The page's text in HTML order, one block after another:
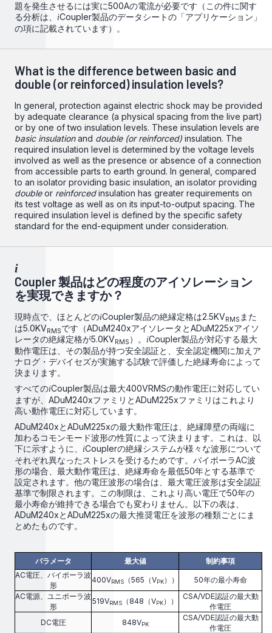
題を発生させるには実に500Aの電流が必要です（この件に関す
る分析は、 iCoupler製品のデータシートの「アプリケーション」
の項に記載されています）。
What is the difference between basic and
double (or reinforced) insulation levels?
In general, protection against electric shock may be provided
by adequate clearance (a physical spacing from the live part)
or by one of two insulation levels. These insulation levels are
basic insulationand double (or reinforced) insulation. The
required insulation level is determined by the voltage levels
involved as well as the presence or absence of a connection
from accessible parts to earth ground. In general, compared
to an isolator providing basic insulation, an isolator providing
doubleor reinforcedinsulation has greater requirements on
its test voltage as well as on its input-to-output spacing. The
required insulation level is defined by the specific safety
standard for the end-equipment under consideration.
i
Coupler 製品はどの程度のアイソレーション
を実現できますか？
現時点で、ほとんどのiCoupler製品の絶縁定格は2.5KVRMS また
は5.0KVRMSです（ADuM240xアイソレータとADuM225xアイソ
レータの絶縁定格が5.0KVRMS ）。 iCoupler製品が対応する最大
動作電圧は、その製品が持つ安全認証と、安全認定機関に加えア
ナログ・デバイセズが実施する試験で評価した絶縁寿命によって
決まります。
すべてのiCoupler製品は最大400VRMSの動作電圧に対応してい
ますが、ADuM240xファミリとADuM225xファミリはこれより
高い動作電圧に対応しています。
ADuM240xとADuM225xの最大動作電圧は、絶縁障壁の両端に
加わるコモンモード波形の性質によって決まります。これは、以
下に示すように、 iCouplerの絶縁システムが様々な波形について
それぞれ異なったストレスを受けるためです。バイポーラAC波
形の場合、最大動作電圧は、絶縁寿命を最低50年とする基準で
設定されます。他の電圧波形の場合は、最大電圧波形は安全認証
基準で制限されます。この制限は、これより高い電圧で50年の
最小寿命が維持できる場合でも変わりません。以下の表は、
ADuM240xとADuM225xの最大推奨電圧を波形の種類ごとにま
とめたものです。
パラメータ 最大値
制約事項
AC電圧、バイポーラ波
形
400VRMS （565（VPK））
50年の最小寿命
AC電源、ユニポーラ波
形
519VRMS （848（VPK））
CSA/VDE認証の最大動
作電圧
DC電圧
848VPK
CSA/VDE認証の最大動
作電圧